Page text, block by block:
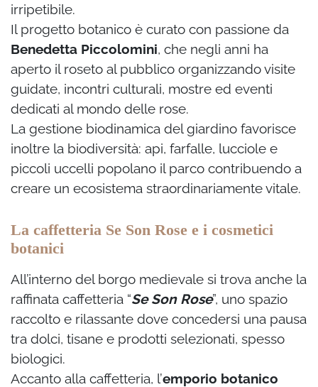
irripetibile.
Il progetto botanico è curato con passione da
Benedetta Piccolomini, che negli anni ha
aperto il roseto al pubblico organizzando visite
guidate, incontri culturali, mostre ed eventi
dedicati al mondo delle rose.
La gestione biodinamica del giardino favorisce
inoltre la biodiversità: api, farfalle, lucciole e
piccoli uccelli popolano il parco contribuendo a
creare un ecosistema straordinariamente vitale.
La caffetteria Se Son Rose e i cosmetici
botanici
All’interno del borgo medievale si trova anche la
raffinata caffetteria “Se Son Rose”, uno spazio
raccolto e rilassante dove concedersi una pausa
tra dolci, tisane e prodotti selezionati, spesso
biologici.
Accanto alla caffetteria, l’emporio botanico